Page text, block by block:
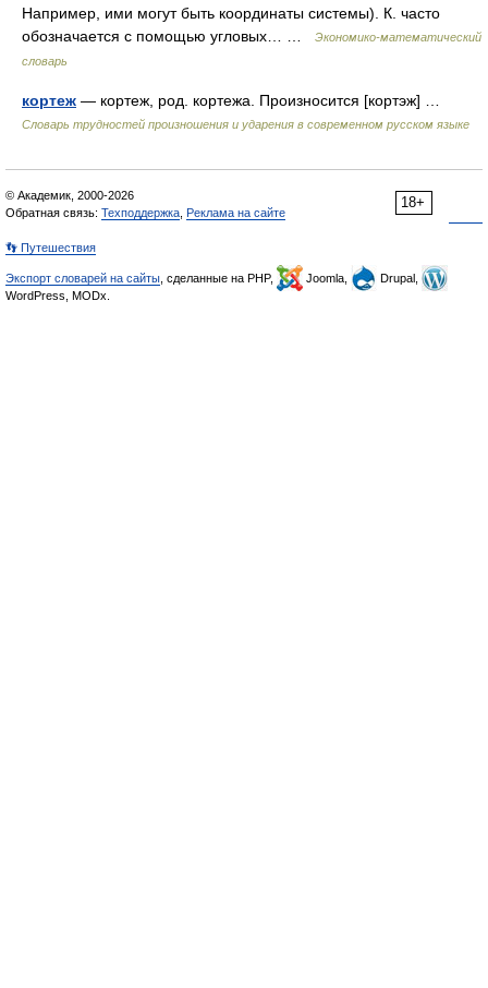
Например, ими могут быть координаты системы). К. часто
обозначается с помощью угловых… …
Экономико-математический
словарь
кортеж — кортеж, род. кортежа. Произносится [кортэж] …
Словарь трудностей произношения и ударения в современном русском языке
18+
© Академик, 2000-2026
Обратная связь: Техподдержка Реклама на сайте
👣 Путешествия
Экспорт словарей на сайты , сделанные на PHP, Joomla,
Drupal,
WordPress, MODx.